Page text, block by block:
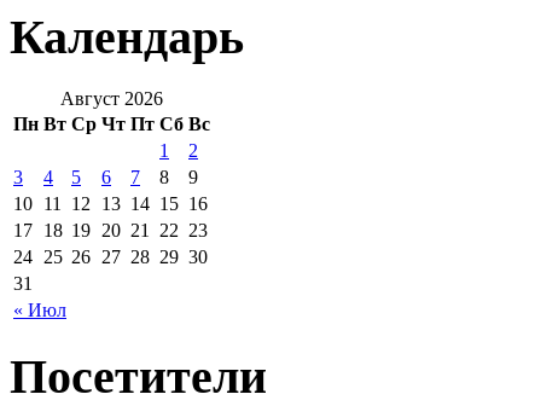
Календарь
Август 2026
Пн Вт Ср Чт Пт Сб Вс
« Июл
1
2
3
4 5 6 7 8
9
10 11 12 13 14 15 16
17 18 19 20 21 22 23
24 25 26 27 28 29 30
31
Посетители